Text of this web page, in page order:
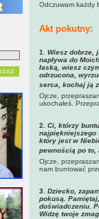
Odczuwam każdy
Akt pokutny:
1
Wiesz dobrze,
napływa do
łaską, wiesz
odrzucona,
serca, kochaj ją
Ojcze,
ukochałeś.
2. Ci, którzy
najpiękniejszego
który jest w
pewnością po to,
Ojcze,
nam buntować
3. Dziecko,
pokusą.
doświadczeniu.
Widzę twoje